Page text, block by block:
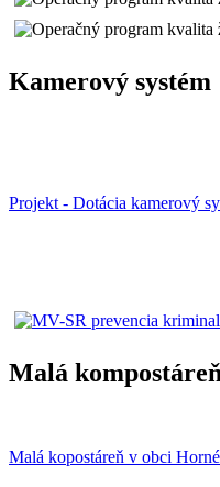
Kamerový systém
Projekt - Dotácia kamerový
Malá
Malá kopostáreň v obci